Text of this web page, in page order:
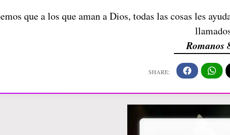
que a los que aman a Dios, todas las cosas les
Romanos